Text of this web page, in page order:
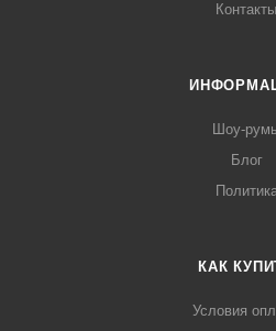
Контакты
Шоу-
Блог
КАК
Условия